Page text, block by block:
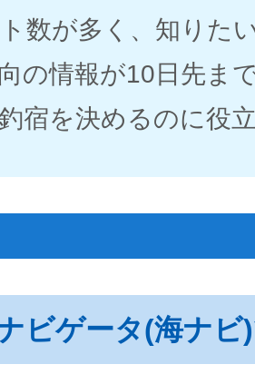
数が多く、知りた
の情報が10日先ま
宿を決めるのに役
ビゲータ(海ナビ